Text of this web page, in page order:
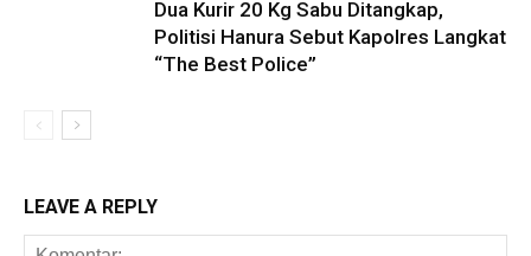
Dua Kurir 20 Kg Sabu Ditangkap,
Politisi Hanura Sebut Kapolres Langkat
“The Best Police”
LEAVE A REPLY